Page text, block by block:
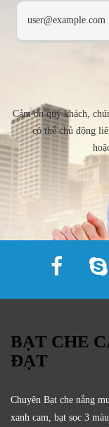
Cảm ơn quý khách,
có thể chủ động
BẠT CHE
ĐẠT
Chuyên Bạt che nắng
xanh cam, bạt sọc 3